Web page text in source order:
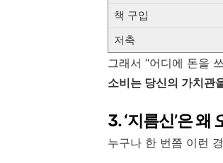
책 구입
저축
그래서 “어디에 돈을
소비는 당신의 가치관
3. ‘지름신’은
누구나 한 번쯤 이런